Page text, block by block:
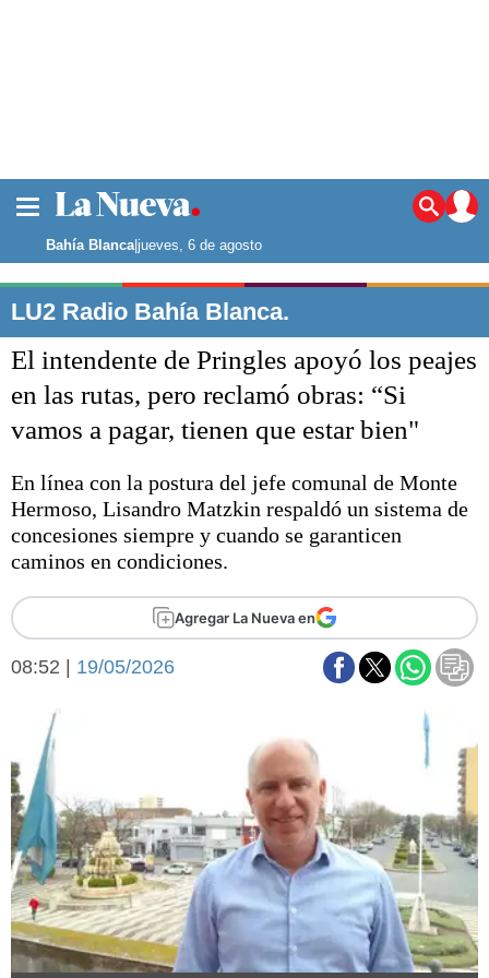
Noticias
La ciudad
Punta Alta
El país
El mundo
Seguridad
Escenario Olímpico
Liga del Sur
Básquetbol
Fútbol
Federal A
Arte y cultura
Cines
Economía y campo
Economía y finanzas
Con el campo
Sociedad y tiempo
libre
Sociedad
Tecnología
Turismo
Salud
Es viral
El tiempo
Fúnebres
Clasificados
Bahía Blanca|jueves, 6 de agosto
LU2 Radio Bahía Blanca.
El intendente de Pringles apoyó los peajes
en las rutas, pero reclamó obras: “Si
vamos a pagar, tienen que estar bien"
En línea con la postura del jefe comunal de Monte
Hermoso, Lisandro Matzkin respaldó un sistema de
concesiones siempre y cuando se garanticen
caminos en condiciones.
Agregar La Nueva en
08:52 | 19/05/2026